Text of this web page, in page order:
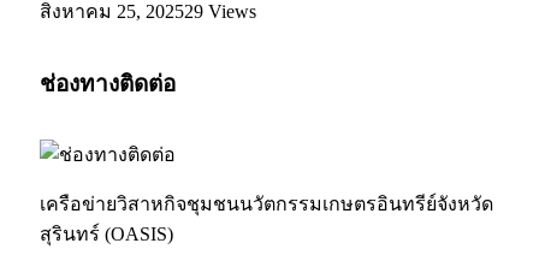
สิงหาคม 25, 202529 Views
ช่องทางติดต่อ
เครือข่ายวิสาหกิจชุมชนนวัตกรรมเกษตรอินทรีย์จังหวัด
สุรินทร์ (OASIS)